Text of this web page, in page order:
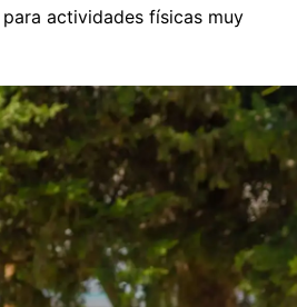
actividades físicas muy